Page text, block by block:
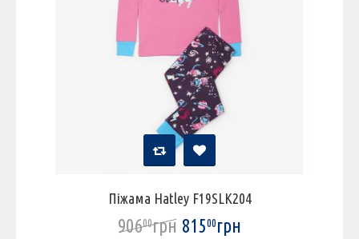
Піжама Hatley F19SLK204
90600грн 81500грн